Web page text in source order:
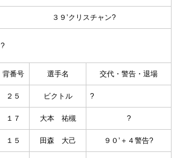
３９’クリスチャン?
?
背番号 選手名 交代・警告・退場
２５ ビクトル ?
１７ 大本 祐槻 ?
１５ 田森 大己 ９０’＋４警告?